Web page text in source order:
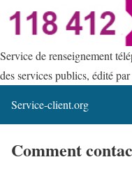
Service de renseignement
des services publics, édité
Service-client.org
Comment